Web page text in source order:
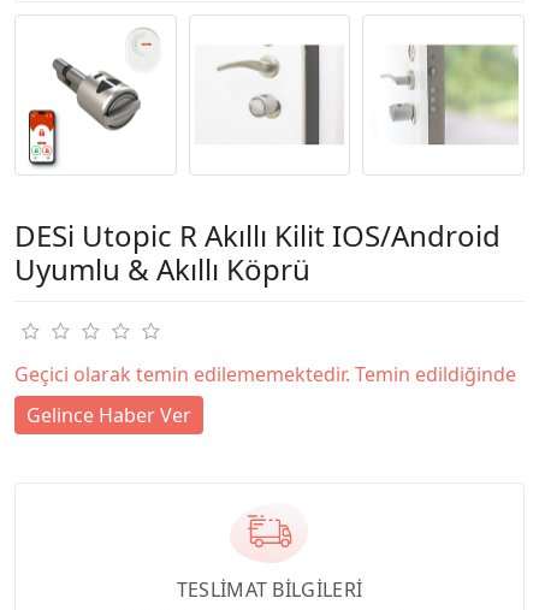
DESi Utopic R Akıllı Kilit IOS/Android
Uyumlu & Akıllı Köprü
Geçici olarak temin edilememektedir. Temin edildiğinde
Gelince Haber Ver
TESLİMAT BİLGİLERİ